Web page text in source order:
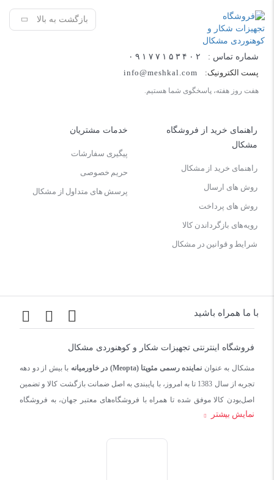
بازگشت به بالا
شماره تماس :
۰۹۱۷۷۱۵۳۴۰۲
پست الکترونیک:
info@meshkal.com
هفت روز هفته، پاسخگوی شما هستیم.
راهنمای خرید از فروشگاه
مشکال
راهنمای خرید از مشکال
روش های ارسال
روش های پرداخت
رویه‌های بازگرداندن کالا
شرایط و قوانین در مشکال
خدمات مشتریان
پیگیری سفارشات
حریم خصوصی
پرسش های متداول از مشکال
با ما همراه باشید
فروشگاه اینترنتی تجهیزات شکار و کوهنوردی مشکال
مشکال به عنوان نماینده رسمی مئوپتا (Meopta) در خاورمیانه
با بیش از دو دهه
تجربه از سال 1383 تا به امروز، با پایبندی به اصل ضمانت بازگشت کالا و تضمین
اصل‌بودن کالا موفق شده تا همراه با فروشگاه‌های معتبر جهان، به فروشگاه
اینترنتی تجهیزات شکار بدل شود.
نمایش بیشتر